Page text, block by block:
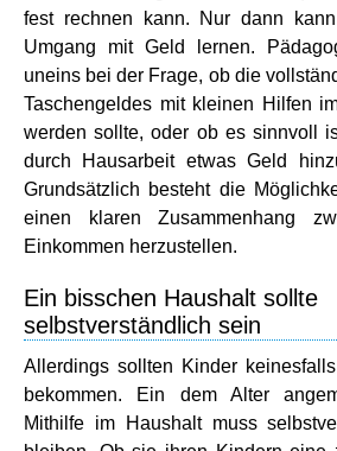
fest rechnen kann. Nur dann
Umgang mit Geld lernen.
uneins bei der Frage, ob die
Taschengeldes mit kleinen Hilfen
werden sollte, oder ob es sinnvoll
durch Hausarbeit etwas Geld
Grundsätzlich besteht die
einen klaren Zusammenhang
Einkommen herzustellen.
Ein bisschen Haushalt sollte
selbstverständlich sein
Allerdings sollten Kinder
bekommen. Ein dem Alter
Mithilfe im Haushalt muss